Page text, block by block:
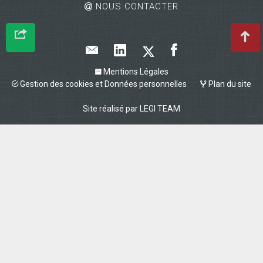
NOUS CONTACTER
Mentions Légales
Gestion des cookies et Données personnelles
Plan du site
Site réalisé par LEGI TEAM